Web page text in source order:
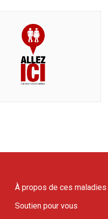
À propos de ces maladies
Soutien pour vous